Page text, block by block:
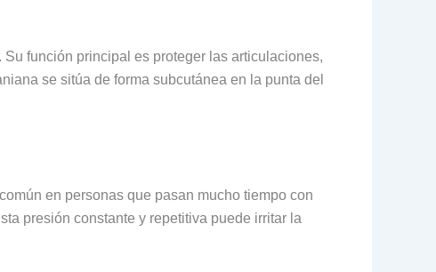
función principal es proteger las articulaciones,
se sitúa de forma subcutánea en la punta del
en personas que pasan mucho tiempo con
presión constante y repetitiva puede irritar la